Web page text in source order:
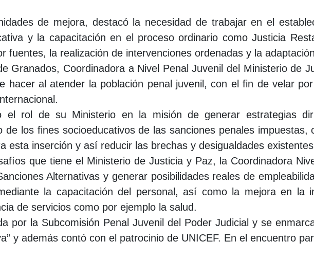
de mejora, destacó la necesidad de trabajar en el
y la capacitación en el proceso ordinario como Justicia
fuentes, la realización de intervenciones ordenadas y la
Granados, Coordinadora a Nivel Penal Juvenil del Ministerio de
hacer al atender la población penal juvenil, con el fin de velar
el rol de su Ministerio en la misión de generar estrategias
de los fines socioeducativos de las sanciones penales
esta inserción y así reducir las brechas y desigualdades
que tiene el Ministerio de Justicia y Paz, la Coordinadora
Alternativas y generar posibilidades reales de
la capacitación del personal, así como la mejora en la
de servicios como por ejemplo la salud.
por la Subcomisión Penal Juvenil del Poder Judicial y se
y además contó con el patrocinio de UNICEF. En el encuentro